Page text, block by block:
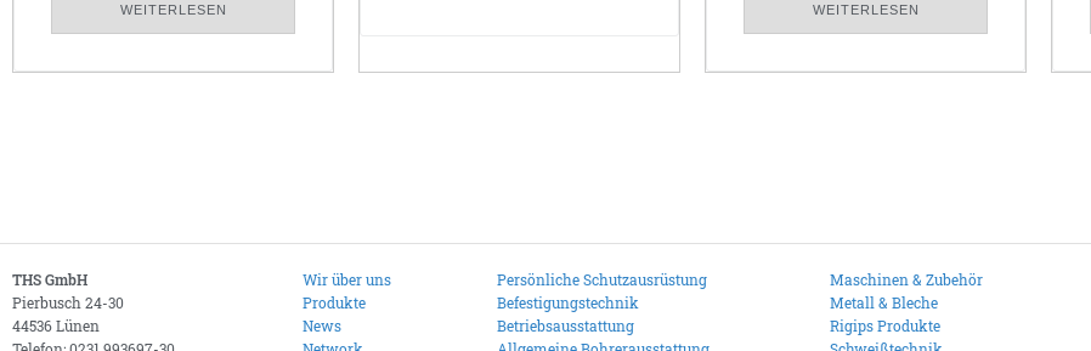
WEITERLESEN WEITERLESEN
THS GmbH
Pierbusch 24-30
44536 Lünen
Wir über uns
Produkte
News
Persönliche Schutzausrüstung
Befestigungstechnik
Betriebsausstattung
Maschinen & Zubehör
Metall & Bleche
Rigips Produkte